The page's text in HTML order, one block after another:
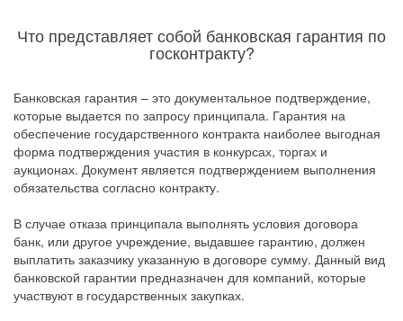
Что представляет собой банковская гарантия по
госконтракту?
Банковская гарантия – это документальное подтверждение,
которые выдается по запросу принципала. Гарантия на
обеспечение государственного контракта наиболее выгодная
форма подтверждения участия в конкурсах, торгах и
аукционах. Документ является подтверждением выполнения
обязательства согласно контракту.
В случае отказа принципала выполнять условия договора
банк, или другое учреждение, выдавшее гарантию, должен
выплатить заказчику указанную в договоре сумму. Данный вид
банковской гарантии предназначен для компаний, которые
участвуют в государственных закупках.